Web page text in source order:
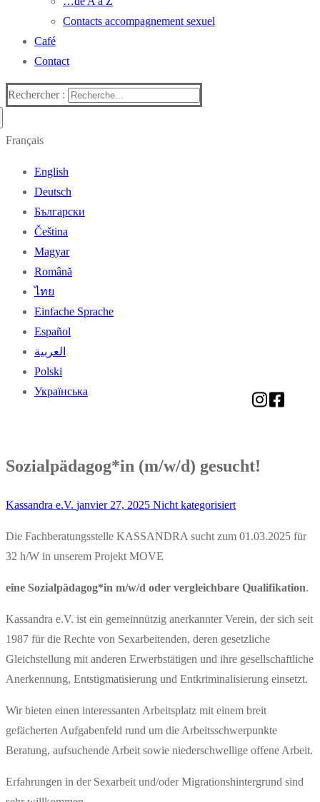
Contacts accompagnement sexuel
Café
Contact
Rechercher :
Français
English
Deutsch
Български
Čeština
Magyar
Română
ไทย
Einfache Sprache
Español
العربية
Polski
Українська
Sozialpädagog*in (m/w/d) gesucht!
Kassandra e.V. janvier 27, 2025 Nicht kategorisiert
Die Fachberatungsstelle KASSANDRA sucht zum 01.03.2025 für
32 h/W in unserem Projekt MOVE
eine Sozialpädagog*in m/w/d oder vergleichbare Qualifikation.
Kassandra e.V. ist ein gemeinnützig anerkannter Verein, der sich seit
1987 für die Rechte von Sexarbeitenden, deren gesetzliche
Gleichstellung mit anderen Erwerbstätigen und ihre gesellschaftliche
Anerkennung, Entstigmatisierung und Entkriminalisierung einsetzt.
Wir bieten einen interessanten Arbeitsplatz mit einem breit
gefächerten Aufgabenfeld rund um die Arbeitsschwerpunkte
Beratung, aufsuchende Arbeit sowie niederschwellige offene Arbeit.
Erfahrungen in der Sexarbeit und/oder Migrationshintergrund sind